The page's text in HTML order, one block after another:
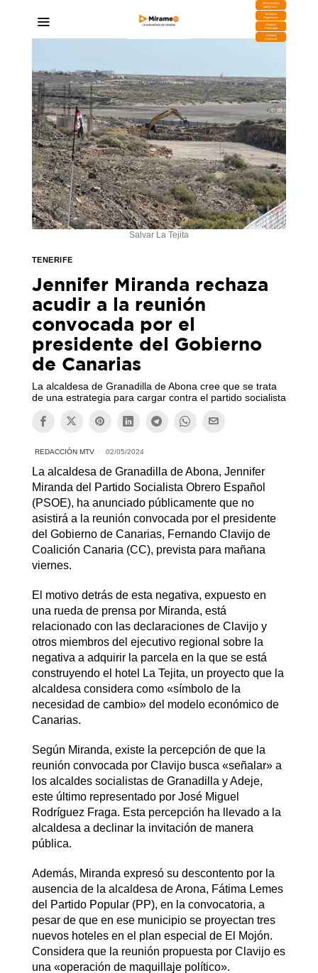
DESCARGA
MIRAPLAY
Buzón de
Sugerencias
Contratar
Publicidad
Contacto
Comercial
Salvar La Tejita
TENERIFE
Jennifer Miranda rechaza
acudir a la reunión
convocada por el
presidente del Gobierno
de Canarias
La alcaldesa de Granadilla de Abona cree que se trata
de una estrategia para cargar contra el partido socialista
REDACCIÓN MTV 02/05/2024
La alcaldesa de Granadilla de Abona, Jennifer
Miranda del Partido Socialista Obrero Español
(PSOE), ha anunciado públicamente que no
asistirá a la reunión convocada por el presidente
del Gobierno de Canarias, Fernando Clavijo de
Coalición Canaria (CC), prevista para mañana
viernes.
El motivo detrás de esta negativa, expuesto en
una rueda de prensa por Miranda, está
relacionado con las declaraciones de Clavijo y
otros miembros del ejecutivo regional sobre la
negativa a adquirir la parcela en la que se está
construyendo el hotel La Tejita, un proyecto que la
alcaldesa considera como «símbolo de la
necesidad de cambio» del modelo económico de
Canarias.
Según Miranda, existe la percepción de que la
reunión convocada por Clavijo busca «señalar» a
los alcaldes socialistas de Granadilla y Adeje,
este último representado por José Miguel
Rodríguez Fraga. Esta percepción ha llevado a la
alcaldesa a declinar la invitación de manera
pública.
Además, Miranda expresó su descontento por la
ausencia de la alcaldesa de Arona, Fátima Lemes
del Partido Popular (PP), en la convocatoria, a
pesar de que en ese municipio se proyectan tres
nuevos hoteles en el plan especial de El Mojón.
Considera que la reunión propuesta por Clavijo es
una «operación de maquillaje político».